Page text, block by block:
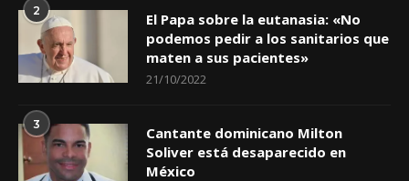
2
El Papa sobre la eutanasia: «No
podemos pedir a los sanitarios que
maten a sus pacientes»
21/10/2022
3
Cantante dominicano Milton
Soliver está desaparecido en
México